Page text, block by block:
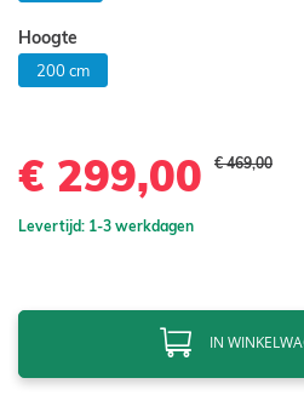
Hoogte
200 cm
€ 299,00 € 469,00
Levertijd: 1-3 werkdagen
IN